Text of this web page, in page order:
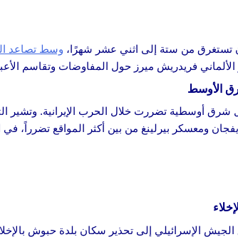
تستغرق من ستة إلى اثني عشر شهرًا، وسط تصاعد
فريدريش ميرز حول المفاوضات وتقاسم
الأوسط
أوسطية تضررت خلال الحرب الإيرانية. وتشير
ومعسكر بيرلينغ من بين أكثر المواقع تضرراً،
الجيش الإسرائيلي إلى تحذير سكان بلدة حبوش